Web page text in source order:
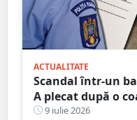
ACTUALITATE
Scandal într-un
A plecat după o
și și-a lovit victima
9 iulie 2026